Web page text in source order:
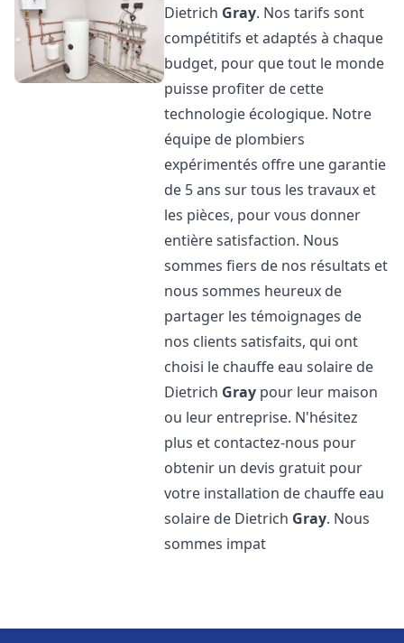
Dietrich Gray. Nos tarifs sont
compétitifs et adaptés à chaque
budget, pour que tout le monde
puisse profiter de cette
technologie écologique. Notre
équipe de plombiers
expérimentés offre une garantie
de 5 ans sur tous les travaux et
les pièces, pour vous donner
entière satisfaction. Nous
sommes fiers de nos résultats et
nous sommes heureux de
partager les témoignages de
nos clients satisfaits, qui ont
choisi le chauffe eau solaire de
Dietrich Gray pour leur maison
ou leur entreprise. N'hésitez
plus et contactez-nous pour
obtenir un devis gratuit pour
votre installation de chauffe eau
solaire de Dietrich Gray. Nous
sommes impat